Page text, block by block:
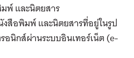
พ์ และนิตยสาร
สือพิมพ์ และนิตยสารที่อยู่ในรูป
อนิกส์ผ่านระบบอินเทอร์เน็ต (e-